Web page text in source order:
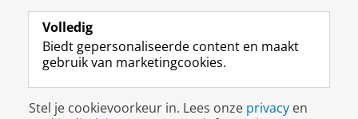
o
p
a
i
n
I
-
p
g
i
e
R
k
s
r
m
c
c
e
k
a
a
Alumni
Over ons
Disclaimer & Copyright
Volledig
Biedt gepersonaliseerde content en maakt
gebruik van marketingcookies.
Stel je cookievoorkeur in. Lees onze privacy en